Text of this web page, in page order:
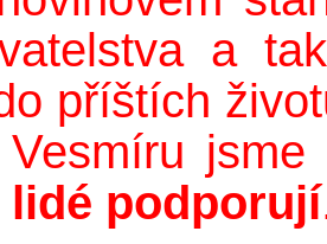
a
příštích
lidé podporují